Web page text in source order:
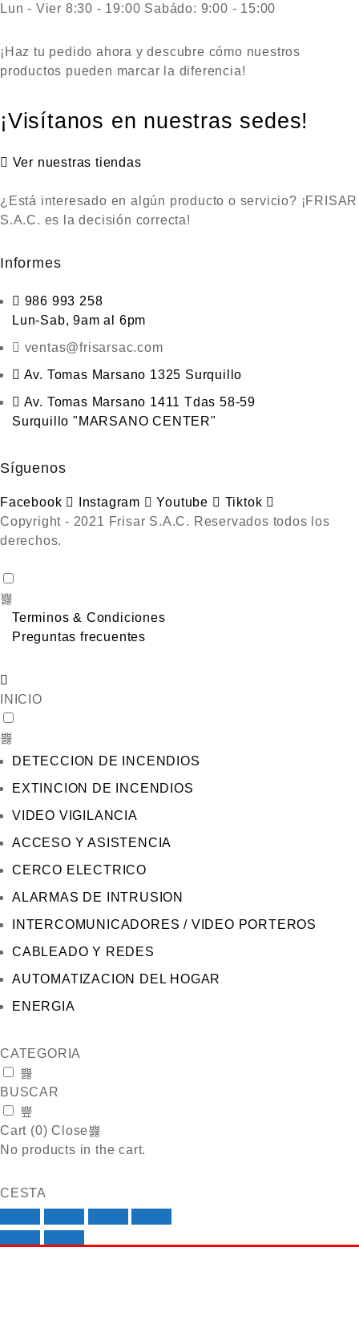
Lun - Vier 8:30 - 19:00 Sabádo: 9:00 - 15:00
¡Haz tu pedido ahora y descubre cómo nuestros
productos pueden marcar la diferencia!
¡Visítanos en nuestras sedes!
Ver nuestras tiendas
¿Está interesado en algún producto o servicio? ¡FRISAR
S.A.C. es la decisión correcta!
Informes
986 993 258
Lun-Sab, 9am al 6pm
ventas@frisarsac.com
Av. Tomas Marsano 1325 Surquillo
Av. Tomas Marsano 1411 Tdas 58-59
Surquillo "MARSANO CENTER"
Síguenos
Facebook Instagram Youtube
Tiktok
Copyright - 2021 Frisar S.A.C. Reservados todos los
derechos.
Terminos & Condiciones
Preguntas frecuentes
INICIO
DETECCION DE INCENDIOS
EXTINCION DE INCENDIOS
VIDEO VIGILANCIA
ACCESO Y ASISTENCIA
CERCO ELECTRICO
ALARMAS DE INTRUSION
INTERCOMUNICADORES / VIDEO PORTEROS
CABLEADO Y REDES
AUTOMATIZACION DEL HOGAR
ENERGIA
CATEGORIA
BUSCAR
Cart (0)Close
No products in the cart.
CESTA